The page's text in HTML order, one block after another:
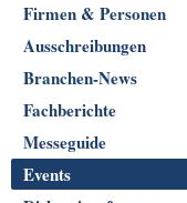
Firmen & Personen
Ausschreibungen
Branchen-News
Fachberichte
Messeguide
Events